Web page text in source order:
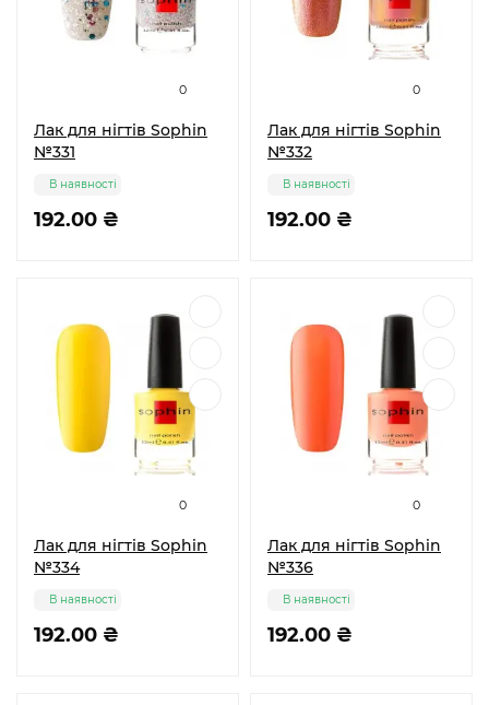
0
Лак для нігтів Sophin
№331
192.00 ₴
В наявності
0
Лак для нігтів Sophin
№332
192.00 ₴
В наявності
0
Лак для нігтів Sophin
№334
192.00 ₴
В наявності
0
Лак для нігтів Sophin
№336
192.00 ₴
В наявності